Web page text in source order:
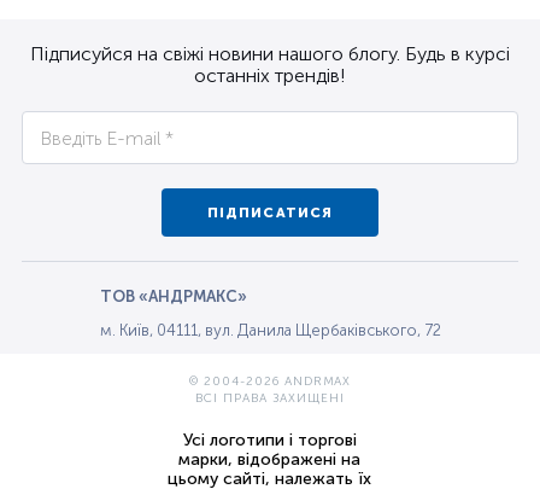
Підписуйся на свіжі новини нашого блогу. Будь в курсі
останніх трендів!
ПІДПИСАТИСЯ
ТОВ «АНДРМАКС»
м. Київ, 04111, вул. Данила Щербаківського, 72
© 2004-2026 ANDRMAX
ВСІ ПРАВА ЗАХИЩЕНІ
Усі логотипи і торгові
марки, відображені на
цьому сайті, належать їх